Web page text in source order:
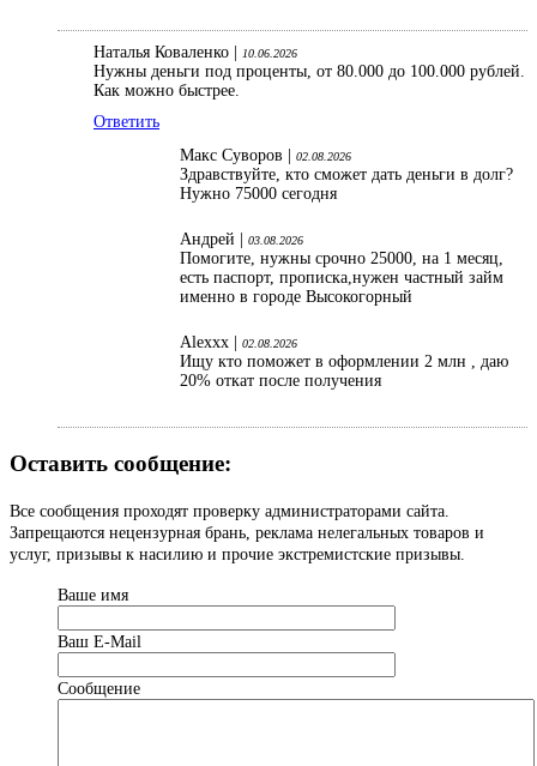
Наталья Коваленко | 10.06.2026
Нужны деньги под проценты, от 80.000 до 100.000 рублей.
Как можно быстрее.
Ответить
Макс Суворов |
02.08.2026
Здравствуйте, кто сможет дать деньги в долг?
Нужно 75000 сегодня
Андрей | 03.08.2026
Помогите, нужны срочно 25000, на 1 месяц,
есть паспорт, прописка,нужен частный займ
именно в городе Высокогорный
Alexxx | 02.08.2026
Ищу кто поможет в оформлении 2 млн , даю
20% откат после получения
Оставить сообщение:
Все сообщения проходят проверку администраторами сайта.
Запрещаются нецензурная брань, реклама нелегальных товаров и
услуг, призывы к насилию и прочие экстремистские призывы.
Ваше имя
Ваш Е-Mail
Сообщение